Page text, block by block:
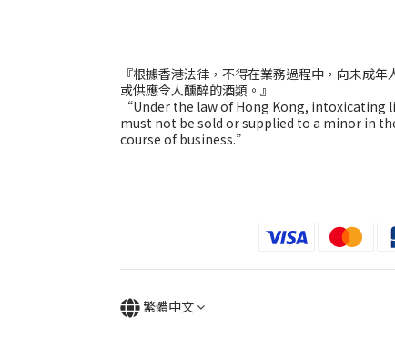
『根據香港法律，不得在業務過程中，向未成年
或供應令人醺醉的酒類。』
“Under the law of Hong Kong, intoxicating
must not be sold or supplied to a minor in
course of business.”
繁體中文